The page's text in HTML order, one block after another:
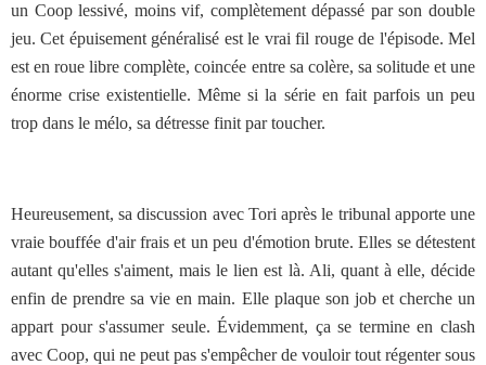
un Coop lessivé, moins vif, complètement dépassé par son double
jeu. Cet épuisement généralisé est le vrai fil rouge de l'épisode. Mel
est en roue libre complète, coincée entre sa colère, sa solitude et une
énorme crise existentielle. Même si la série en fait parfois un peu
trop dans le mélo, sa détresse finit par toucher.
Heureusement, sa discussion avec Tori après le tribunal apporte une
vraie bouffée d'air frais et un peu d'émotion brute. Elles se détestent
autant qu'elles s'aiment, mais le lien est là. Ali, quant à elle, décide
enfin de prendre sa vie en main. Elle plaque son job et cherche un
appart pour s'assumer seule. Évidemment, ça se termine en clash
avec Coop, qui ne peut pas s'empêcher de vouloir tout régenter sous